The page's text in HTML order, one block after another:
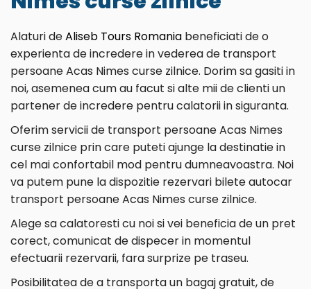
Alaturi deAliseb Tours Romania beneficiati de o
experienta de incredere in vederea de transport
persoane Acas Nimes curse zilnice. Dorim sa gasiti in
noi, asemenea cum au facut si alte mii de clienti un
partener de incredere pentru calatorii in siguranta.
Oferim servicii de transport persoane Acas Nimes
curse zilnice prin care puteti ajunge la destinatie in
cel mai confortabil mod pentru dumneavoastra. Noi
va putem pune la dispozitie rezervari bilete autocar
transport persoane Acas Nimes curse zilnice.
Alege sa calatoresti cu noi si vei beneficia de un pret
corect, comunicat de dispecer in momentul
efectuarii rezervarii, fara surprize pe traseu.
Posibilitatea de a transporta un bagaj gratuit, de